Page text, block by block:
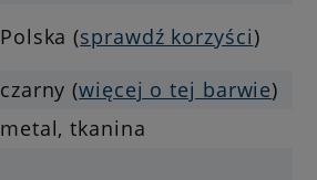
Polska (sprawdź korzyści)
czarny (więcej o tej barwie)
metal, tkanina